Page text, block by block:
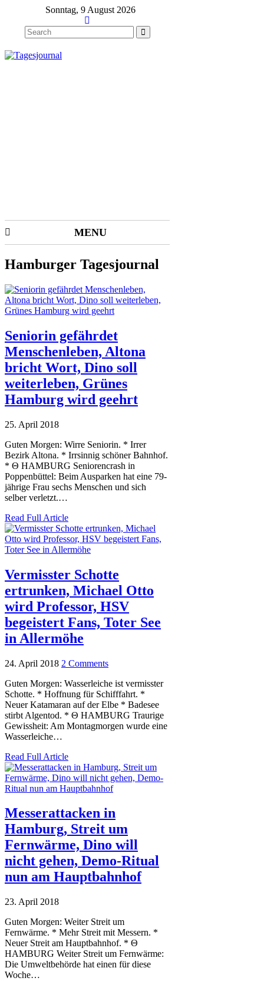
Sonntag, 9 August 2026
MENU
Hamburger Tagesjournal
Seniorin gefährdet
Menschenleben, Altona
bricht Wort, Dino soll
weiterleben, Grünes
Hamburg wird geehrt
25. April 2018
Guten Morgen: Wirre Seniorin. * Irrer
Bezirk Altona. * Irrsinnig schöner Bahnhof.
* Θ HAMBURG Seniorencrash in
Poppenbüttel: Beim Ausparken hat eine 79-
jährige Frau sechs Menschen und sich
selber verletzt.…
Read Full Article
Vermisster Schotte
ertrunken, Michael Otto
wird Professor, HSV
begeistert Fans, Toter See
in Allermöhe
24. April 2018 2 Comments
Guten Morgen: Wasserleiche ist vermisster
Schotte. * Hoffnung für Schifffahrt. *
Neuer Katamaran auf der Elbe * Badesee
stirbt Algentod. * Θ HAMBURG Traurige
Gewissheit: Am Montagmorgen wurde eine
Wasserleiche…
Read Full Article
Messerattacken in
Hamburg, Streit um
Fernwärme, Dino will
nicht gehen, Demo-Ritual
nun am Hauptbahnhof
23. April 2018
Guten Morgen: Weiter Streit um
Fernwärme. * Mehr Streit mit Messern. *
Neuer Streit am Hauptbahnhof. * Θ
HAMBURG Weiter Streit um Fernwärme:
Die Umweltbehörde hat einen für diese
Woche…